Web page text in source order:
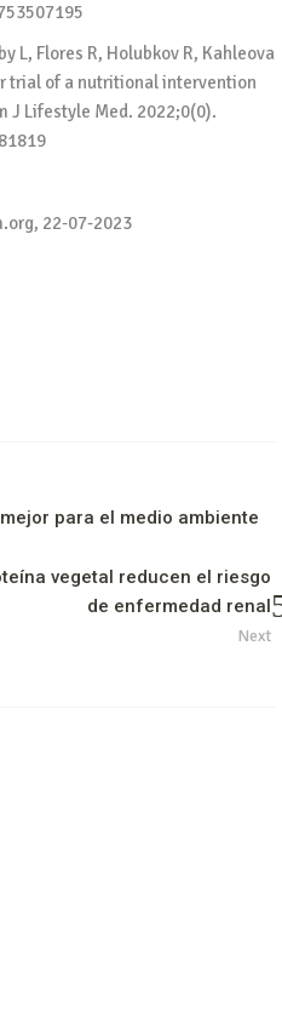
L, Flores R, Holubkov R, Kahleova
trial of a nutritional intervention
J Lifestyle Med. 2022;0(0).
22-07-2023
para el medio ambiente
vegetal reducen el riesgo
de enfermedad renal
Next